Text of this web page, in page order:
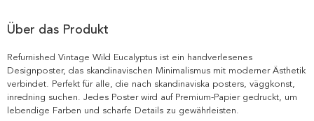
Über das Produkt
Refurnished Vintage Wild Eucalyptus ist ein handverlesenes
Designposter, das skandinavischen Minimalismus mit moderner Ästhetik
verbindet. Perfekt für alle, die nach skandinaviska posters, väggkonst,
inredning suchen. Jedes Poster wird auf Premium-Papier gedruckt, um
lebendige Farben und scharfe Details zu gewährleisten.